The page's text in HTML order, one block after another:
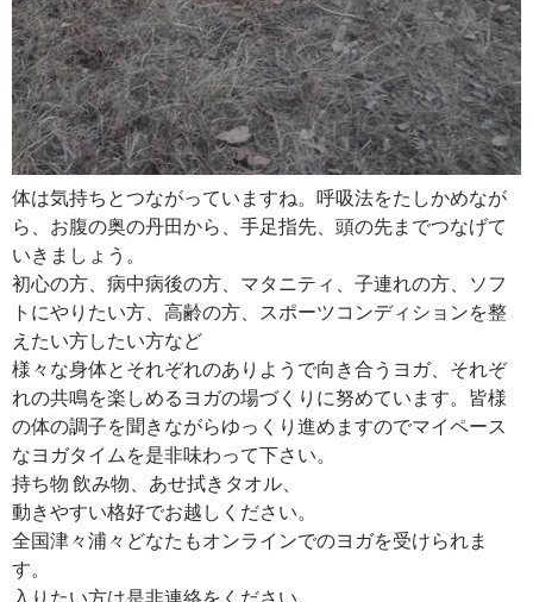
体は気持ちとつながっていますね。呼吸法をたしかめなが
ら、お腹の奥の丹田から、手足指先、頭の先までつなげて
いきましょう。
初心の方、病中病後の方、マタニティ、子連れの方、ソフ
トにやりたい方、高齢の方、スポーツコンディションを整
えたい方したい方など
様々な身体とそれぞれのありようで向き合うヨガ、それぞ
れの共鳴を楽しめるヨガの場づくりに努めています。皆様
の体の調子を聞きながらゆっくり進めますのでマイペース
なヨガタイムを是非味わって下さい。
持ち物 飲み物、あせ拭きタオル、
動きやすい格好でお越しください。
全国津々浦々どなたもオンラインでのヨガを受けられま
す。
入りたい方は是非連絡をください。